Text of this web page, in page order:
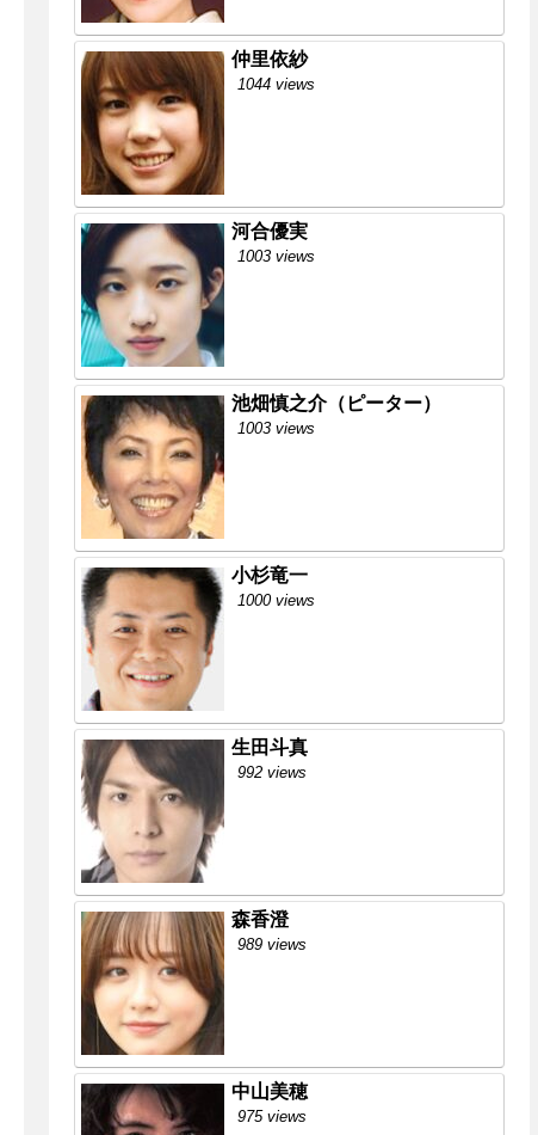
仲里依紗
1044 views
河合優実
1003 views
池畑慎之介（ピーター）
1003 views
小杉竜一
1000 views
生田斗真
992 views
森香澄
989 views
中山美穂
975 views